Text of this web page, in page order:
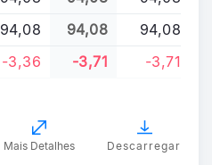
94,08 94,08
94,08
-3,36 -3,71 -3,71
Mais Detalhes Descarregar